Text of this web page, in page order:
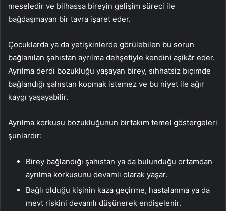
meseledir ve bilhassa bireyin gelişim süreci ile
bağdaşmayan bir tavra işaret eder.
Çocuklarda ya da yetişkinlerde görülebilen bu sorun
bağlanılan şahıstan ayrılma dehşetiyle kendini aşikâr eder.
Ayrılma derdi bozukluğu yaşayan birey, sıhhatsiz biçimde
bağlandığı şahıstan kopmak istemez ve bu niyet ile ağır
kaygı yaşayabilir.
Ayrılma korkusu bozukluğunun birtakım temel göstergeleri
şunlardır:
Birey bağlandığı şahıstan ya da bulunduğu ortamdan
ayrılma korkusunu devamlı olarak yaşar.
Bağlı olduğu kişinin kaza geçirme, hastalanma ya da
mevt riskini devamlı düşünerek endişelenir.